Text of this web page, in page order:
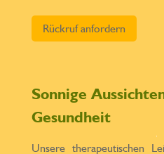
Sonnige
Gesundheit
Unsere therapeutischen